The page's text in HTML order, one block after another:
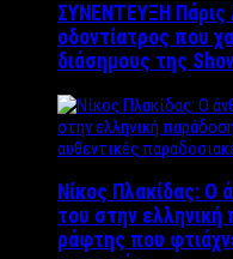
ΣΥΝΕΝΤΕΥΞΗ Πάρις
οδοντίατρος που
διάσημους της
Νίκος Πλακίδας:
του στην ελληνική
ράφτης που